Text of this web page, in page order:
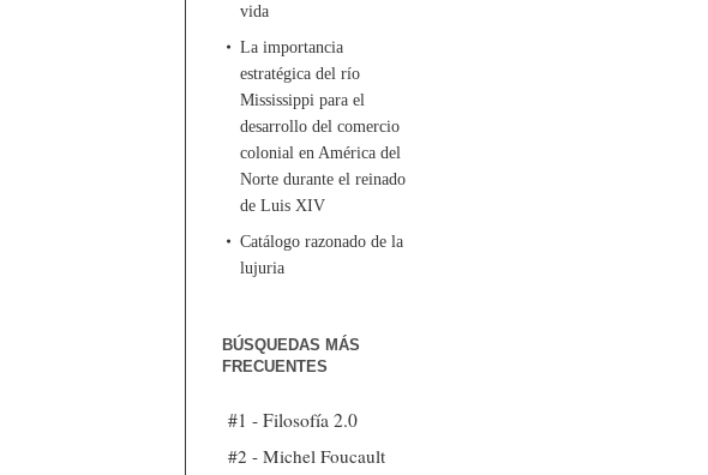
vida
La importancia
estratégica del río
Mississippi para el
desarrollo del comercio
colonial en América del
Norte durante el reinado
de Luis XIV
Catálogo razonado de la
lujuria
BÚSQUEDAS MÁS
FRECUENTES
#1 - Filosofía 2.0
#2 - Michel Foucault